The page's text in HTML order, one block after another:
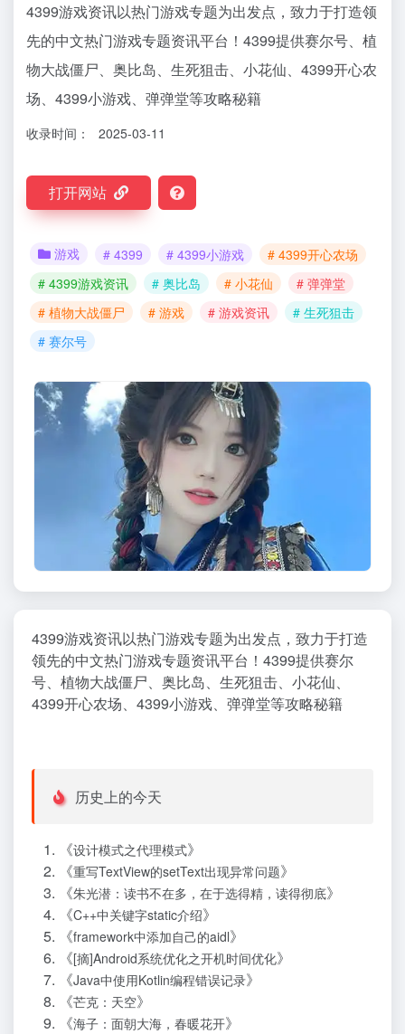
4399游戏资讯以热门游戏专题为出发点，致力于打造领
先的中文热门游戏专题资讯平台！4399提供赛尔号、植
物大战僵尸、奥比岛、生死狙击、小花仙、4399开心农
场、4399小游戏、弹弹堂等攻略秘籍
收录时间： 2025-03-11
打开网站
游戏 # 4399 # 4399小游戏
# 4399开心农场
# 4399游戏资讯
# 奥比岛 # 小花仙
# 弹弹堂
# 植物大战僵尸
# 游戏 # 游戏资讯
# 生死狙击
# 赛尔号
4399游戏资讯以热门游戏专题为出发点，致力于打造
领先的中文热门游戏专题资讯平台！4399提供赛尔
号、植物大战僵尸、奥比岛、生死狙击、小花仙、
4399开心农场、4399小游戏、弹弹堂等攻略秘籍
历史上的今天
《设计模式之代理模式》
《重写TextView的setText出现异常问题》
《朱光潜：读书不在多，在于选得精，读得彻底》
《C++中关键字static介绍》
《framework中添加自己的aidl》
《[摘]Android系统优化之开机时间优化》
《Java中使用Kotlin编程错误记录》
《芒克：天空》
《海子：面朝大海，春暖花开》